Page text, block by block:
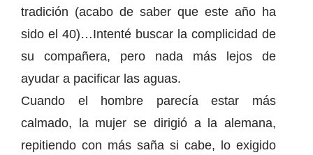
tradición (acabo de saber que este año ha
sido el 40)…Intenté buscar la complicidad de
su compañera, pero nada más lejos de
ayudar a pacificar las aguas.
Cuando el hombre parecía estar más
calmado, la mujer se dirigió a la alemana,
repitiendo con más saña si cabe, lo exigido